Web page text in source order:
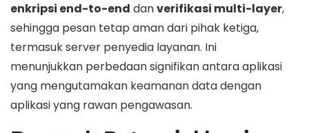
enkripsi end-to-end danverifikasi multi-layer,
sehingga pesan tetap aman dari pihak ketiga,
termasuk server penyedia layanan. Ini
menunjukkan perbedaan signifikan antara aplikasi
yang mengutamakan keamanan data dengan
aplikasi yang rawan pengawasan.